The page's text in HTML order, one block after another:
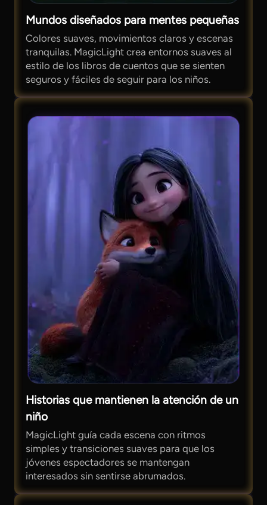
Mundos diseñados para mentes pequeñas
Colores suaves, movimientos claros y escenas
tranquilas. MagicLight crea entornos suaves al
estilo de los libros de cuentos que se sienten
seguros y fáciles de seguir para los niños.
Historias que mantienen la atención de un
niño
MagicLight guía cada escena con ritmos
simples y transiciones suaves para que los
jóvenes espectadores se mantengan
interesados sin sentirse abrumados.